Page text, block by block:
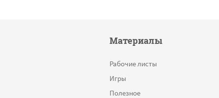
Материалы
Рабочие листы
Игры
Полезное